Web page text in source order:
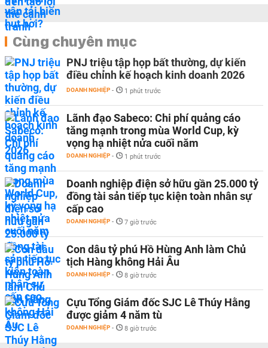
Cùng chuyên mục
PNJ triệu tập họp bất thường, dự kiến
điều chỉnh kế hoạch kinh doanh 2026
DOANH NGHIỆP - 1 phút trước
Lãnh đạo Sabeco: Chi phí quảng cáo
tăng mạnh trong mùa World Cup, kỳ
vọng hạ nhiệt nửa cuối năm
DOANH NGHIỆP - 1 phút trước
Doanh nghiệp điện sở hữu gần 25.000 tỷ
đồng tài sản tiếp tục kiện toàn nhân sự
cấp cao
DOANH NGHIỆP - 7 giờ trước
Con dâu tỷ phú Hồ Hùng Anh làm Chủ
tịch Hàng không Hải Âu
DOANH NGHIỆP - 8 giờ trước
Cựu Tổng Giám đốc SJC Lê Thúy Hằng
được giảm 4 năm tù
DOANH NGHIỆP - 8 giờ trước